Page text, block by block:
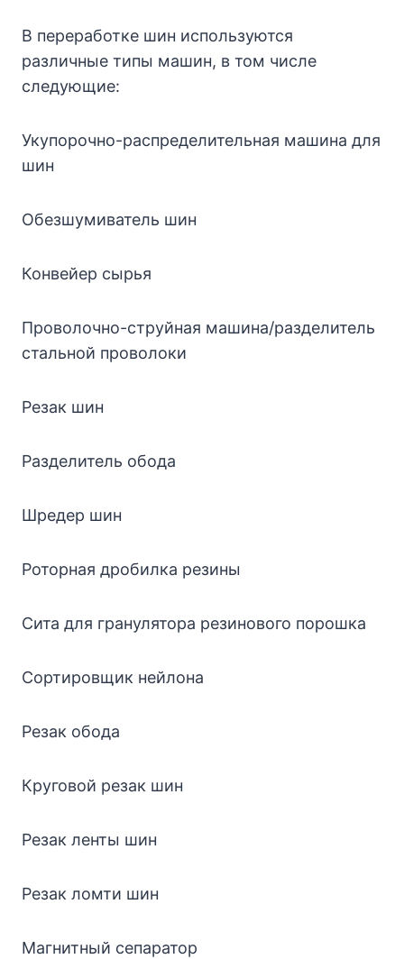
В переработке шин используются
различные типы машин, в том числе
следующие:
Укупорочно-распределительная машина для
шин
Обезшумиватель шин
Конвейер сырья
Проволочно-струйная машина/разделитель
стальной проволоки
Резак шин
Разделитель обода
Шредер шин
Роторная дробилка резины
Сита для гранулятора резинового порошка
Сортировщик нейлона
Резак обода
Круговой резак шин
Резак ленты шин
Резак ломти шин
Магнитный сепаратор